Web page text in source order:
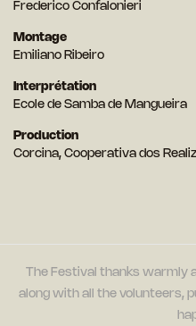
Frederico Confalonieri
Montage
Emiliano Ribeiro
Interprétation
Ecole de Samba de Mangueira
Production
Corcina, Cooperativa dos
The Festival thanks
along with all the volunteers,